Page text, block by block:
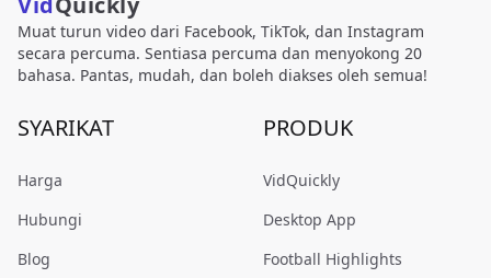
Muat turun video dari Facebook, TikTok, dan Instagram
secara percuma. Sentiasa percuma dan menyokong 20
bahasa. Pantas, mudah, dan boleh diakses oleh semua!
SYARIKAT
Harga
Hubungi
Blog
PRODUK
VidQuickly
Desktop App
Football Highlights